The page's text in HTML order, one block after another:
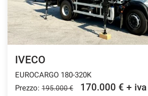
IVECO
EUROCARGO 180-320K
Prezzo: 195.000 € 170.000 € + iva